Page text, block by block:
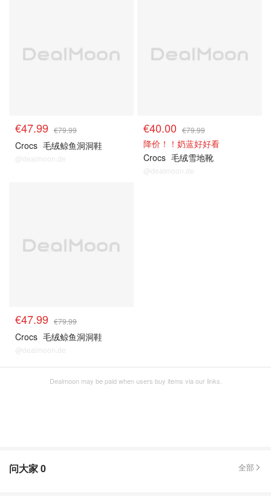
€47.99 €79.99
Crocs 毛绒鲸鱼洞洞鞋
@dealmoon.de
€40.00 €79.99
降价！！奶蓝好好看
Crocs 毛绒雪地靴
@dealmoon.de
€47.99 €79.99
Crocs 毛绒鲸鱼洞洞鞋
@dealmoon.de
Dealmoon may be paid when users buy items via our links.
问大家0 全部